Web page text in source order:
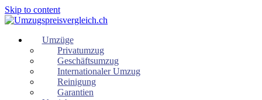
Skip to content
Umzüge
Privatumzug
Geschäftsumzug
Internationaler Umzug
Reinigung
Garantien